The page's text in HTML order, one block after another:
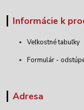
Informácie k
Veľkostné tabuľky
Formulár -
Adresa